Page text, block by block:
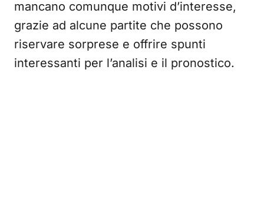
mancano comunque motivi d’interesse,
grazie ad alcune partite che possono
riservare sorprese e offrire spunti
interessanti per l’analisi e il pronostico.